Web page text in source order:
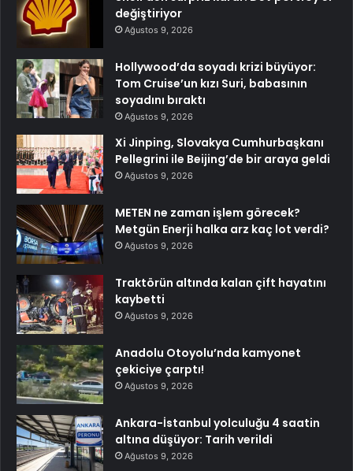
değiştiriyor
Ağustos 9, 2026
Hollywood’da soyadı krizi büyüyor:
Tom Cruise’un kızı Suri, babasının
soyadını bıraktı
Ağustos 9, 2026
Xi Jinping, Slovakya Cumhurbaşkanı
Pellegrini ile Beijing’de bir araya geldi
Ağustos 9, 2026
METEN ne zaman işlem görecek?
Metgün Enerji halka arz kaç lot verdi?
Ağustos 9, 2026
Traktörün altında kalan çift hayatını
kaybetti
Ağustos 9, 2026
Anadolu Otoyolu’nda kamyonet
çekiciye çarptı!
Ağustos 9, 2026
Ankara-İstanbul yolculuğu 4 saatin
altına düşüyor: Tarih verildi
Ağustos 9, 2026